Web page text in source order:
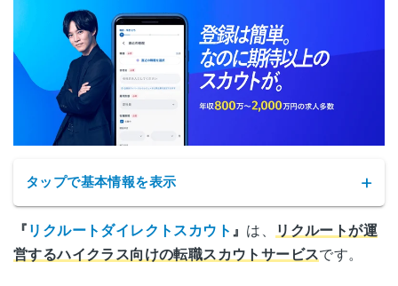
タップで基本情報を表示
『 リクルートダイレクトスカウト 』 は、
リクルートが運
営するハイクラス向けの転職スカウトサービスです。